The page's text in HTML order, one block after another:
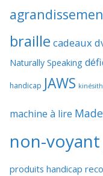
braille cadeaux
Naturally Speaking
handicap JAWS
machine à lire
non-voyant
produits handicap